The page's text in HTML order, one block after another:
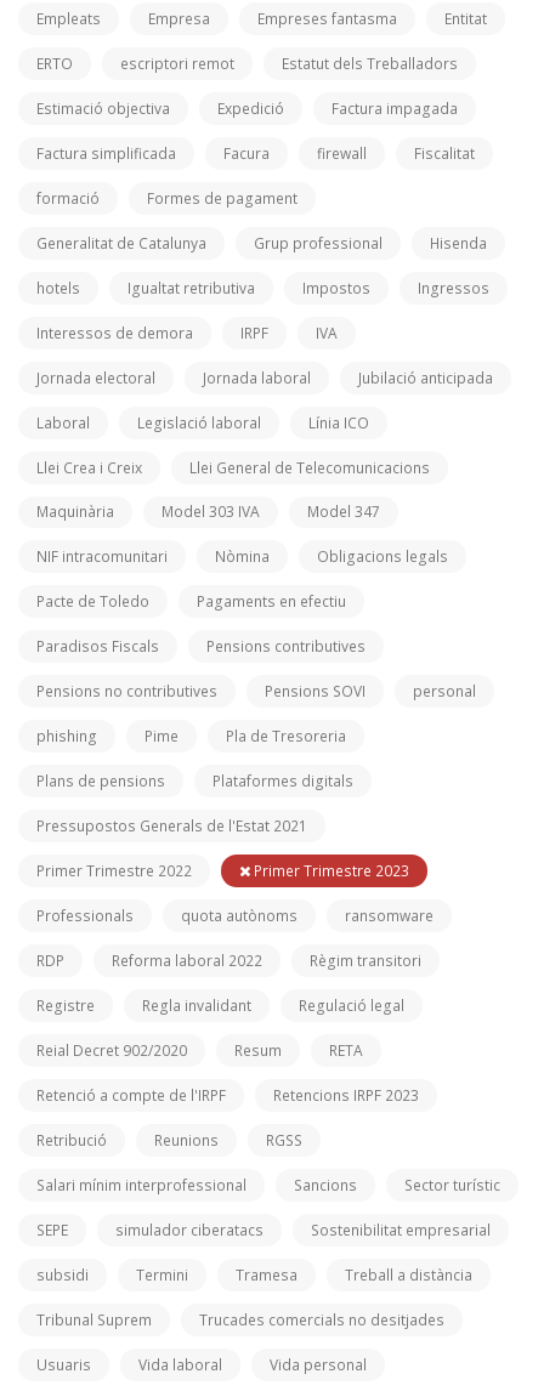
Empleats Empresa Empreses fantasma Entitat
ERTO escriptori remot Estatut dels Treballadors
Estimació objectiva Expedició Factura impagada
Factura simplificada Facura firewall Fiscalitat
formació Formes de pagament
Generalitat de Catalunya Grup professional Hisenda
hotels Igualtat retributiva Impostos Ingressos
Interessos de demora IRPF IVA
Jornada electoral Jornada laboral Jubilació anticipada
Laboral Legislació laboral Línia ICO
Llei Crea i Creix Llei General de Telecomunicacions
Maquinària Model 303 IVA Model 347
NIF intracomunitari Nòmina Obligacions legals
Pacte de Toledo Pagaments en efectiu
Paradisos Fiscals Pensions contributives
Pensions no contributives Pensions SOVI personal
phishing Pime Pla de Tresoreria
Plans de pensions Plataformes digitals
Pressupostos Generals de l'Estat 2021
Primer Trimestre 2022 Primer Trimestre 2023
Professionals quota autònoms ransomware
RDP Reforma laboral 2022 Règim transitori
Registre Regla invalidant Regulació legal
Reial Decret 902/2020 Resum RETA
Retenció a compte de l'IRPF Retencions IRPF 2023
Retribució Reunions RGSS
Salari mínim interprofessional Sancions Sector turístic
SEPE simulador ciberatacs Sostenibilitat empresarial
subsidi Termini Tramesa Treball a distància
Tribunal Suprem Trucades comercials no desitjades
Usuaris Vida laboral Vida personal